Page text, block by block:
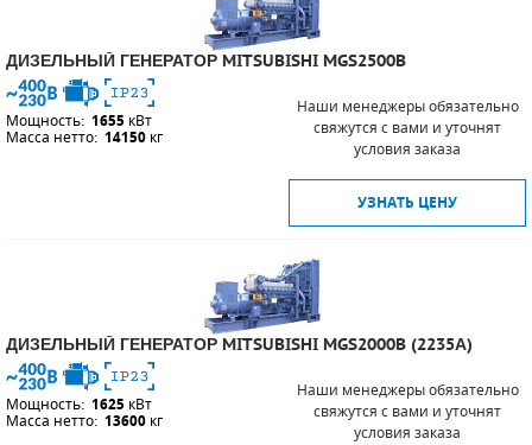
ДИЗЕЛЬНЫЙ ГЕНЕРАТОР MITSUBISHI MGS2500B
Мощность: 1655 кВт
Масса нетто: 14150 кг
Наши менеджеры обязательно
свяжутся с вами и уточнят
условия заказа
УЗНАТЬ ЦЕНУ
ДИЗЕЛЬНЫЙ ГЕНЕРАТОР MITSUBISHI MGS2000B (2235А)
Мощность: 1625 кВт
Масса нетто: 13600 кг
Наши менеджеры обязательно
свяжутся с вами и уточнят
условия заказа
ФИЛЬТРЫ ТОПЛИВНЫЕ
МОТОРНОЕ МАСЛО
ДЕТАЛИ ПОРШНЕВЫХ КОМПРЕССОРОВ
ДЕТАЛИ СПИРАЛЬНЫХ КОМПРЕССОРОВ
ДЕТАЛИ НАСОСНОЙ ЧАСТИ